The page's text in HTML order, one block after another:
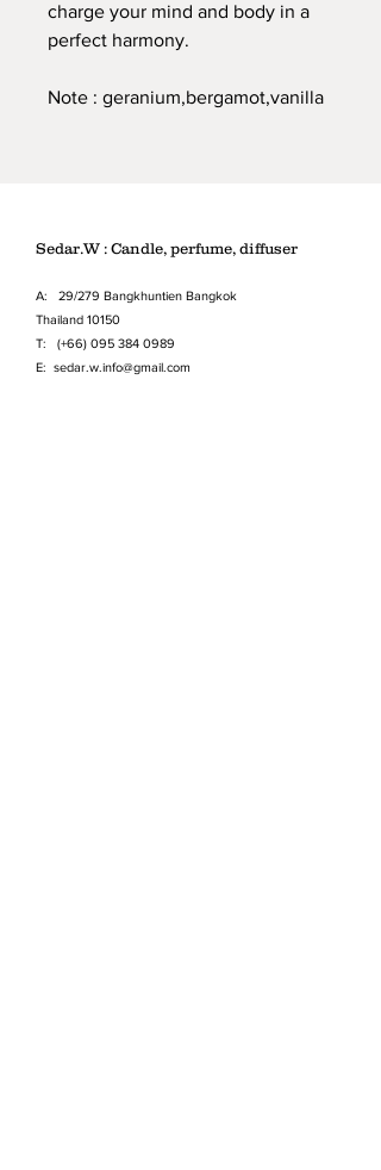
charge your mind and body in a
perfect harmony.
Note : geranium,bergamot,vanilla
Sedar.W : Candle, perfume, diffuser
A: 29/279 Bangkhuntien Bangkok
Thailand 10150
T: (+66) 095 384 0989
E: sedar.w.info@gmail.com